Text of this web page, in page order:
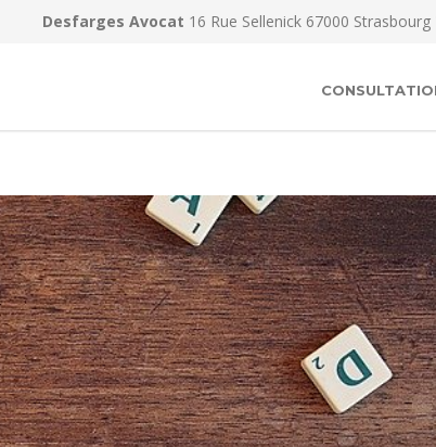
Desfarges Avocat 16 Rue Sellenick 67000 Strasbourg